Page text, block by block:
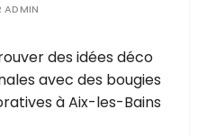
ADMIN
des idées déco
avec des bougies
à Aix-les-Bains